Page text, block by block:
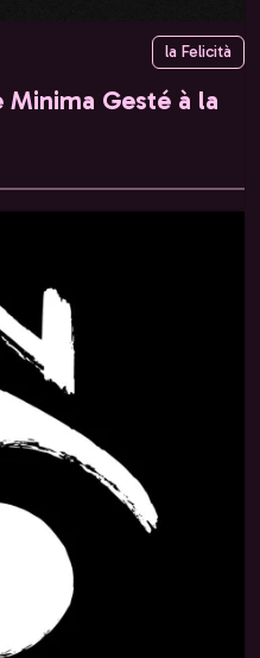
la Felicità
Minima Gesté à la